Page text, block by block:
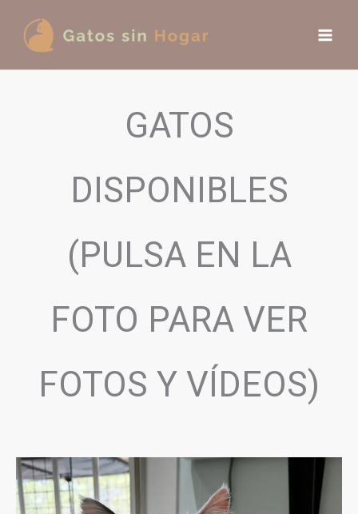
contenido
GATOS
DISPONIBLES
(PULSA EN LA
FOTO PARA VER
FOTOS Y VÍDEOS)